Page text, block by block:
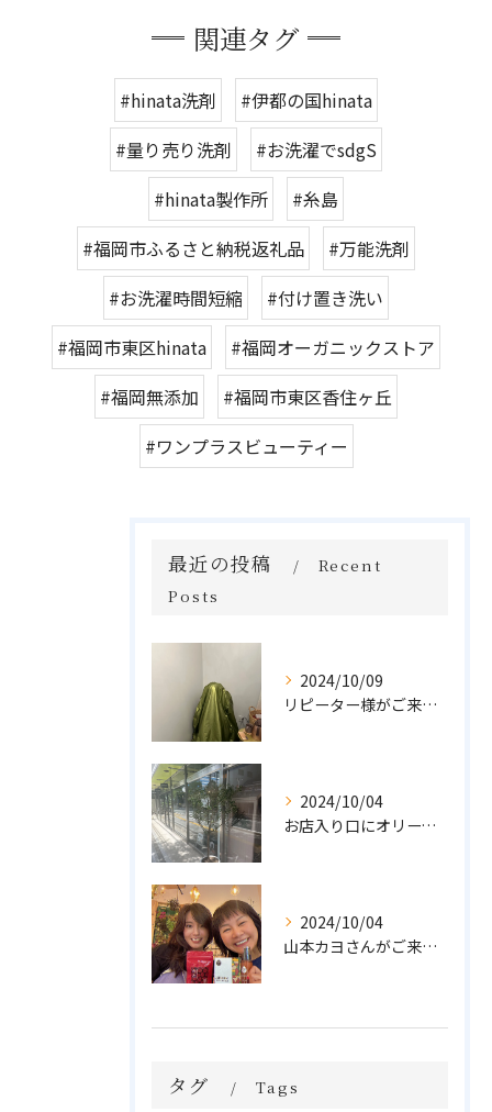
関連タグ
#hinata洗剤
#伊都の国hinata
#量り売り洗剤
#お洗濯でsdgS
#hinata製作所
#糸島
#福岡市ふるさと納税返礼品
#万能洗剤
#お洗濯時間短縮
#付け置き洗い
#福岡市東区hinata
#福岡オーガニックストア
#福岡無添加
#福岡市東区香住ヶ丘
#ワンプラスビューティー
最近の投稿
Recent
Posts
2024/10/09
リピーター様がご来店🌿オーガニックよもぎハーブ蒸し
2024/10/04
お店入り口にオリーブの木を置きました🌲
2024/10/04
山本カヨさんがご来店💓
タグ Tags